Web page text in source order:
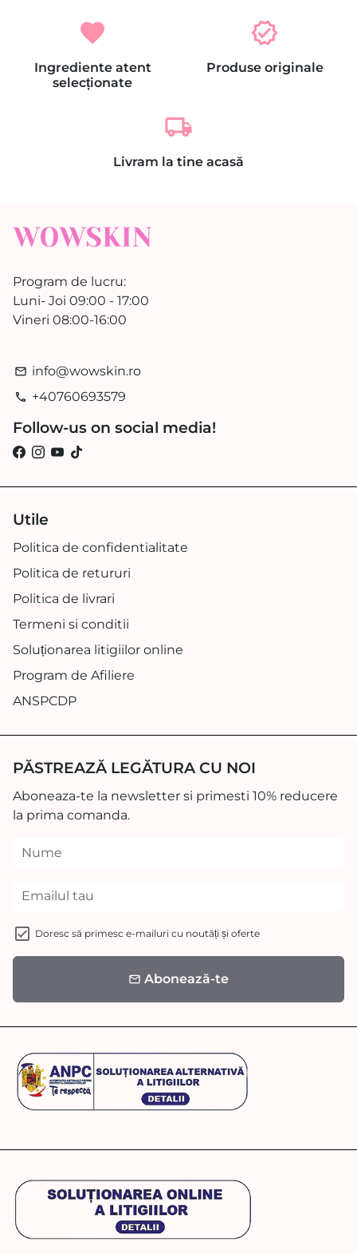
favorite
Ingrediente atent
selecționate
verified
Produse originale
local_shipping
Livram la tine acasă
Program de lucru:
Luni- Joi 09:00 - 17:00
Vineri 08:00-16:00
email info@wowskin.ro
phone +40760693579
Follow-us on social media!
Utile
Politica de confidentialitate
Politica de retururi
Politica de livrari
Termeni si conditii
Soluționarea litigiilor online
Program de Afiliere
ANSPCDP
PĂSTREAZĂ LEGĂTURA CU NOI
Aboneaza-te la newsletter si primesti 10% reducere
la prima comanda.
Doresc să primesc e-mailuri cu noutăți și oferte
email Abonează-te